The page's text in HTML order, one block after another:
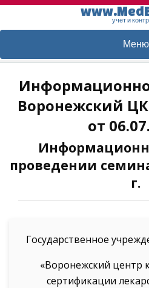
учет и
Меню
Воронежский
от
проведении
г.
Государственное
«Воронежский центр
сертификации